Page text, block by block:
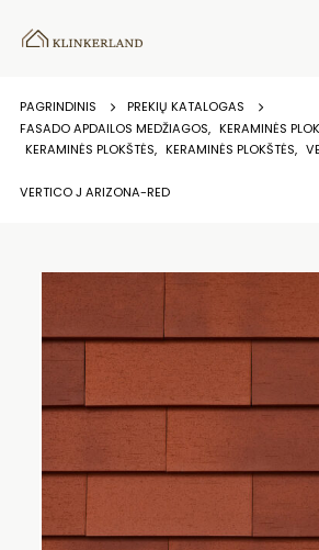
PAGRINDINIS
PREKIŲ KATALOGAS
FASADO APDAILOS MEDŽIAGOS, KERAMINĖS
KERAMINĖS PLOKŠTĖS, KERAMINĖS PLOKŠTĖS,
VERTICO J ARIZONA-RED